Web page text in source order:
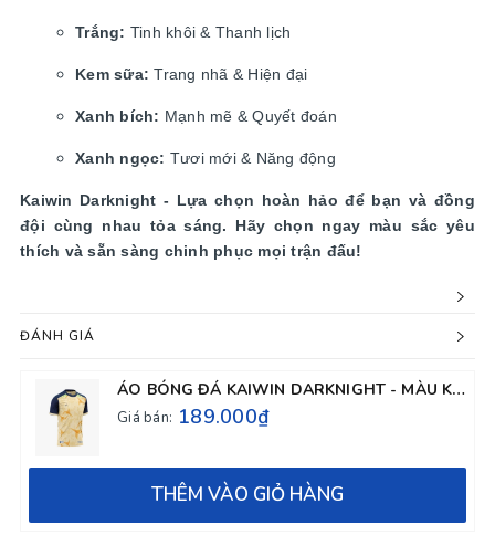
Trắng: Tinh khôi & Thanh lịch
Kem sữa: Trang nhã & Hiện đại
Xanh bích: Mạnh mẽ & Quyết đoán
Xanh ngọc: Tươi mới & Năng động
Kaiwin Darknight - Lựa chọn hoàn hảo để bạn và đồng
đội cùng nhau tỏa sáng. Hãy chọn ngay màu sắc yêu
thích và sẵn sàng chinh phục mọi trận đấu!
ĐÁNH GIÁ
ÁO BÓNG ĐÁ KAIWIN DARKNIGHT - MÀU KEM SỮA
Giá bán: 189.000₫
THÊM VÀO GIỎ HÀNG